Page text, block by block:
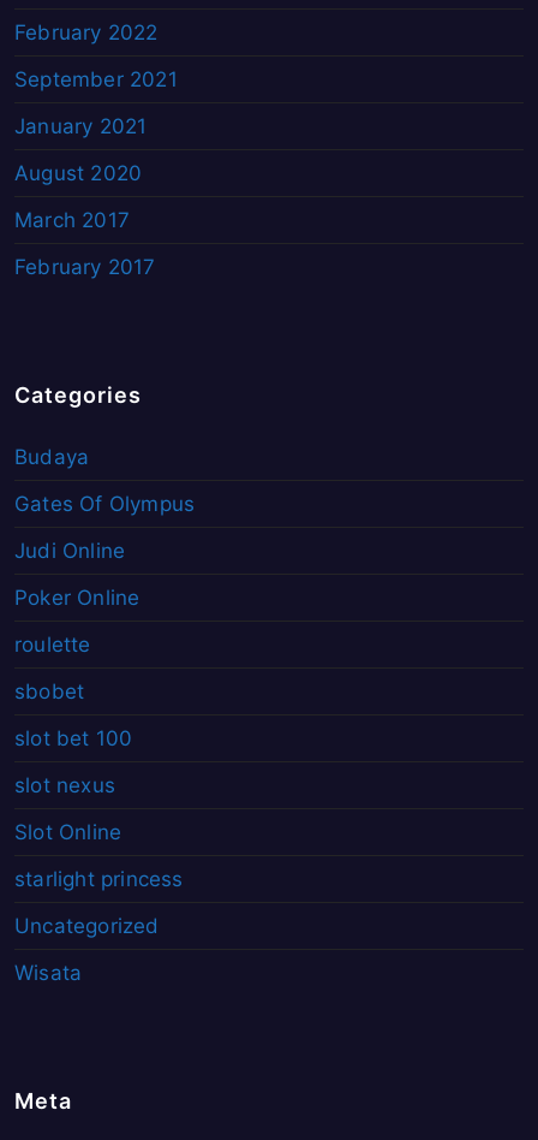
February 2022
September 2021
January 2021
August 2020
March 2017
February 2017
Categories
Budaya
Gates Of Olympus
Judi Online
Poker Online
roulette
sbobet
slot bet 100
slot nexus
Slot Online
starlight princess
Uncategorized
Wisata
Meta